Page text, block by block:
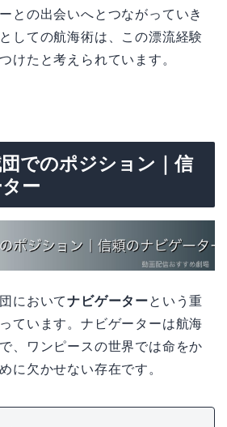
との出会いへとつながっていき
しての航海術は、この漂流経験
けたと考えられています。
でのポジション｜信
ー
においてナビゲーターという重
ています。ナビゲーターは航海
、ワンピースの世界では命をか
に欠かせない存在です。